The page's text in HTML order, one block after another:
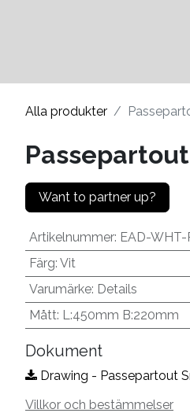
Alla produkter
Want to partner up?
Artikelnummer: EAD-WHT-
Färg: Vit
Varumärke: Details
Mått: L:450mm B:220mm
Dokument
Drawing - Passepartout
Villkor och bestämmelser